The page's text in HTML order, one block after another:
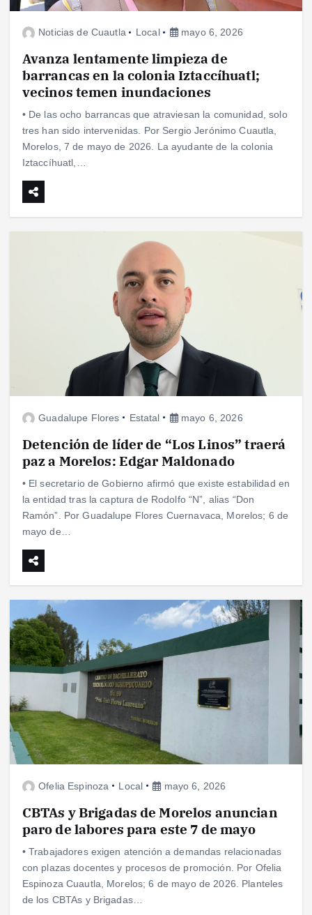
Noticias de Cuautla Local mayo 6, 2026
Avanza lentamente limpieza de
barrancas en la colonia Iztaccíhuatl;
vecinos temen inundaciones
• De las ocho barrancas que atraviesan la comunidad, solo
tres han sido intervenidas. Por Sergio Jerónimo Cuautla,
Morelos, 7 de mayo de 2026. La ayudante de la colonia
Iztaccíhuatl,…
Guadalupe Flores Estatal mayo 6, 2026
Detención de líder de “Los Linos” traerá
paz a Morelos: Edgar Maldonado
• El secretario de Gobierno afirmó que existe estabilidad en
la entidad tras la captura de Rodolfo “N”, alias “Don
Ramón”. Por Guadalupe Flores Cuernavaca, Morelos; 6 de
mayo de…
Ofelia Espinoza Local mayo 6, 2026
CBTAs y Brigadas de Morelos anuncian
paro de labores para este 7 de mayo
• Trabajadores exigen atención a demandas relacionadas
con plazas docentes y procesos de promoción. Por Ofelia
Espinoza Cuautla, Morelos; 6 de mayo de 2026. Planteles
de los CBTAs y Brigadas…